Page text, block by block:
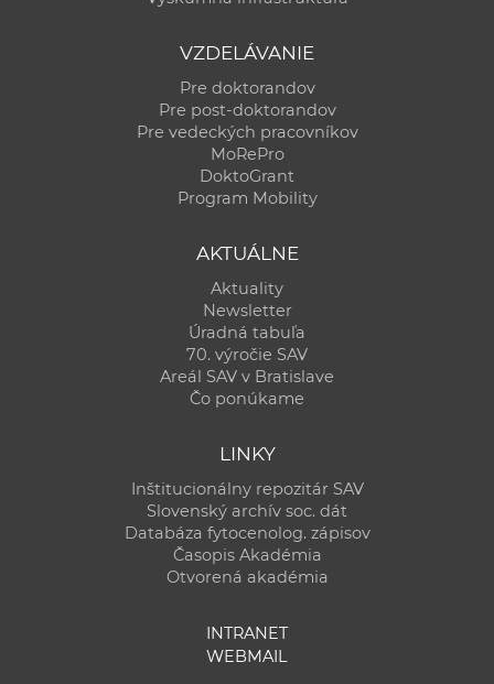
VZDELÁVANIE
Pre doktorandov
Pre post-doktorandov
Pre vedeckých pracovníkov
MoRePro
DoktoGrant
Program Mobility
AKTUÁLNE
Aktuality
Newsletter
Úradná tabuľa
70. výročie SAV
Areál SAV v Bratislave
Čo ponúkame
LINKY
Inštitucionálny repozitár SAV
Slovenský archív soc. dát
Databáza fytocenolog. zápisov
Časopis Akadémia
Otvorená akadémia
INTRANET
WEBMAIL